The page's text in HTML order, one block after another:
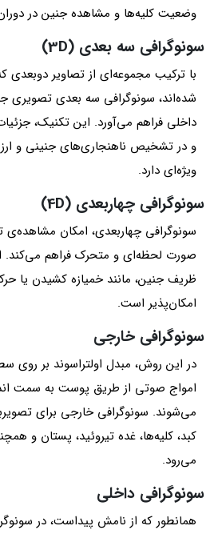
وضعیت کلیه‌ها و مشاهده جنین در
سونوگرافی سه‌ بعدی (3D)
با ترکیب مجموعه‌ای از تصاویر دوبعدی
شده‌اند، سونوگرافی سه‌ بعدی تصویری
داخلی فراهم می‌آورد. این تکنیک،
و در تشخیص ناهنجاری‌های جنینی و
ویژه‌ای دارد.
سونوگرافی چهاربعدی (4D)
سونوگرافی چهاربعدی، امکان مشاهده‌ی
صورت لحظه‌ای و متحرک فراهم می‌کند.
ظریف جنین، مانند خمیازه کشیدن یا
امکان‌پذیر است.
سونوگرافی خارجی
در این روش، مبدل اولتراسوند بر روی
امواج صوتی از طریق پوست به سمت
می‌شوند. سونوگرافی خارجی برای
کبد، کلیه‌ها، غده تیروئید، پستان و
می‌رود.
سونوگرافی داخلی
همانطور که از نامش پیداست، در